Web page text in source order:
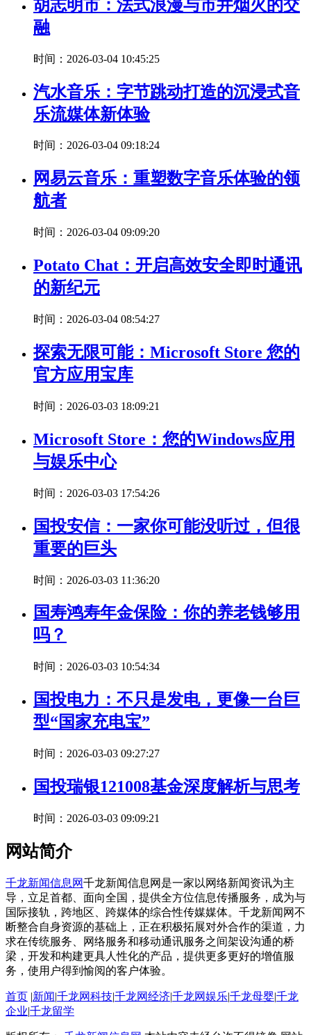
胡志明市：法式浪漫与市井烟火的交
融
时间：2026-03-04 10:45:25
汽水音乐：字节跳动打造的沉浸式音
乐流媒体新体验
时间：2026-03-04 09:18:24
网易云音乐：重塑数字音乐体验的领
航者
时间：2026-03-04 09:09:20
Potato Chat：开启高效安全即时通讯
的新纪元
时间：2026-03-04 08:54:27
探索无限可能：Microsoft Store 您的
官方应用宝库
时间：2026-03-03 18:09:21
Microsoft Store：您的Windows应用
与娱乐中心
时间：2026-03-03 17:54:26
国投安信：一家你可能没听过，但很
重要的巨头
时间：2026-03-03 11:36:20
国寿鸿寿年金保险：你的养老钱够用
吗？
时间：2026-03-03 10:54:34
国投电力：不只是发电，更像一台巨
型“国家充电宝”
时间：2026-03-03 09:27:27
国投瑞银121008基金深度解析与思考
时间：2026-03-03 09:09:21
网站简介
千龙新闻信息网千龙新闻信息网是一家以网络新闻资讯为主
导，立足首都、面向全国，提供全方位信息传播服务，成为与
国际接轨，跨地区、跨媒体的综合性传媒媒体。千龙新闻网不
断整合自身资源的基础上，正在积极拓展对外合作的渠道，力
求在传统服务、网络服务和移动通讯服务之间架设沟通的桥
梁，开发和构建更具人性化的产品，提供更多更好的增值服
务，使用户得到愉阅的客户体验。
首页 |新闻|千龙网科技|千龙网经济|千龙网娱乐|千龙母婴|千龙
企业|千龙留学